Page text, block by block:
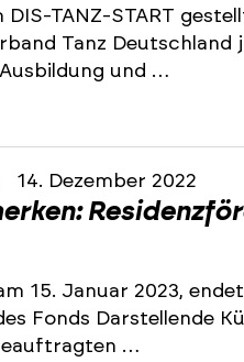
TANZ-START
Tanz Deutschland
und …
14. Dezember 2022
15. Januar 2023,
Fonds Darstellende
…